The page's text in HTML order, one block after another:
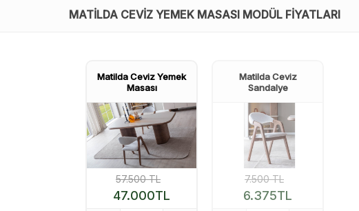
MATILDA CEVIZ YEMEK MASASI MODÜL FIYATLARI
Matilda Ceviz Yemek
Masası
57.500TL
47.000TL
Matilda Ceviz
Sandalye
7.500TL
6.375TL